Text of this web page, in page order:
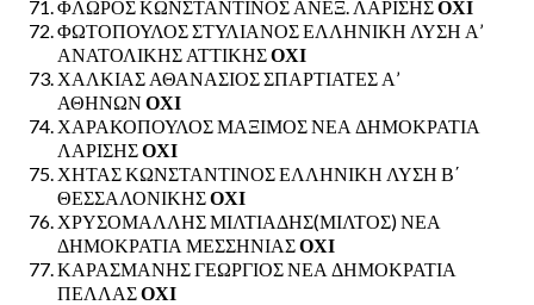
ΦΛΩΡΟΣ ΚΩΝΣΤΑΝΤΙΝΟΣ ΑΝΕΞ. ΛΑΡΙΣΗΣΟΧΙ
ΦΩΤΟΠΟΥΛΟΣ ΣΤΥΛΙΑΝΟΣ ΕΛΛΗΝΙΚΗ ΛΥΣΗ Α’
ΑΝΑΤΟΛΙΚΗΣ ΑΤΤΙΚΗΣΟΧΙ
ΧΑΛΚΙΑΣ ΑΘΑΝΑΣΙΟΣ ΣΠΑΡΤΙΑΤΕΣ Α’
ΑΘΗΝΩΝ ΟΧΙ
ΧΑΡΑΚΟΠΟΥΛΟΣ ΜΑΞΙΜΟΣ ΝΕΑ ΔΗΜΟΚΡΑΤΙΑ
ΛΑΡΙΣΗΣΟΧΙ
ΧΗΤΑΣ ΚΩΝΣΤΑΝΤΙΝΟΣ ΕΛΛΗΝΙΚΗ ΛΥΣΗ Β΄
ΘΕΣΣΑΛΟΝΙΚΗΣΟΧΙ
ΧΡΥΣΟΜΑΛΛΗΣ ΜΙΛΤΙΑΔΗΣ(ΜΙΛΤΟΣ) ΝΕΑ
ΔΗΜΟΚΡΑΤΙΑ ΜΕΣΣΗΝΙΑΣΟΧΙ
ΚΑΡΑΣΜΑΝΗΣ ΓΕΩΡΓΙΟΣ ΝΕΑ ΔΗΜΟΚΡΑΤΙΑ
ΠΕΛΛΑΣΟΧΙ